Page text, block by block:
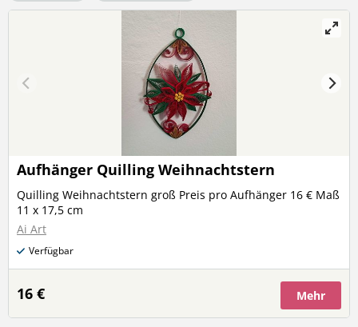
Aufhänger Quilling Weihnachtstern
Quilling Weihnachtstern groß Preis pro Aufhänger 16 € Maß
11 x 17,5 cm
Ai Art
Verfügbar
16 € Mehr